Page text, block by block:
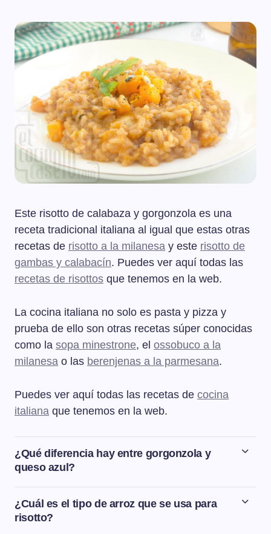
Este risotto de calabaza y gorgonzola es una
receta tradicional italiana al igual que estas otras
recetas de risotto a la milanesa y este risotto de
gambas y calabacín. Puedes ver aquí todas las
recetas de risottos que tenemos en la web.
La cocina italiana no solo es pasta y pizza y
prueba de ello son otras recetas súper conocidas
como la sopa minestrone, el ossobuco a la
milanesa o las berenjenas a la parmesana.
Puedes ver aquí todas las recetas de cocina
italiana que tenemos en la web.
¿Qué diferencia hay entre gorgonzola y
queso azul?
El queso gorgonzola es un tipo de queso azul de origen
italiano y seguramente sea uno de los quesos azules
más famosos del mundo.
¿Cuál es el tipo de arroz que se usa para
risotto?